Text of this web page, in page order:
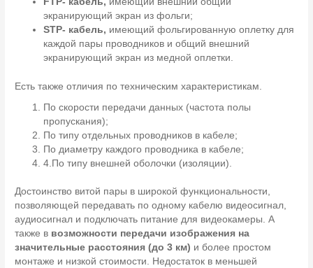
экранирующий экран из фольги;
STP- кабель, имеющий фольгированную оплетку для
каждой пары проводников и общий внешний
экранирующий экран из медной оплетки.
Есть также отличия по техническим характеристикам.
По скорости передачи данных (частота полы
пропускания);
По типу отдельных проводников в кабеле;
По диаметру каждого проводника в кабеле;
4.По типу внешней оболочки (изоляции).
Достоинство витой пары в широкой функциональности,
позволяющей передавать по одному кабелю видеосигнал,
аудиосигнал и подключать питание для видеокамеры. А
также в возможности передачи изображения на
значительные расстояния (до 3 км) и более простом
монтаже и низкой стоимости. Недостаток в меньшей